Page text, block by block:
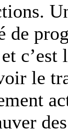
de
et c’est
le